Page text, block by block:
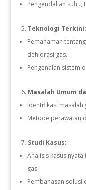
Pengendalian suhu,
Teknologi Terkini:
Pemahaman
dehidrasi gas.
Pengenalan sistem
Masalah Umum
Identifikasi masalah
Metode perawatan
Studi Kasus:
Analisis kasus
gas.
Pembahasan solusi